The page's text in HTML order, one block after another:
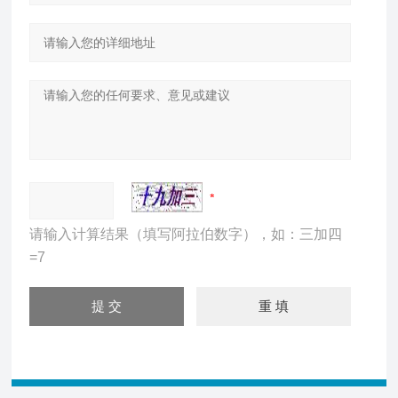
请输入计算结果（填写阿拉伯数字），如：三加四
=7